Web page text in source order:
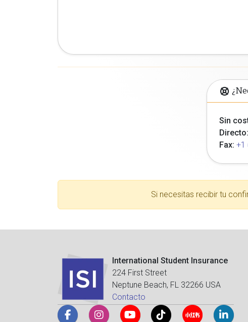
Sin
Directo:
Fax: +1
Si necesitas recibir tu
International Student Insurance
224 First Street
Neptune Beach, FL 32266 USA
Contacto